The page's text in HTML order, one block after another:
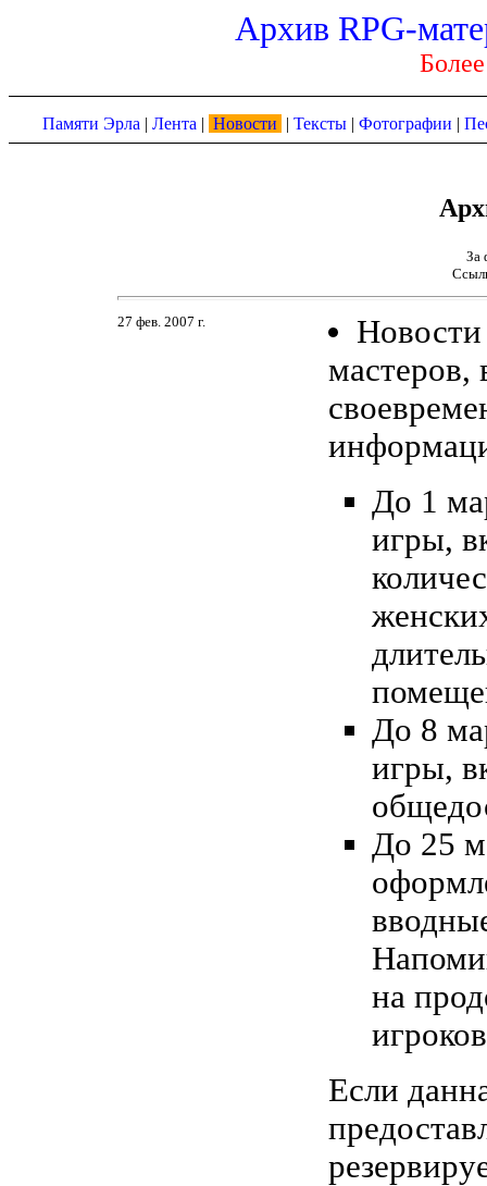
Архив RPG-
Памяти Эрла | Лента | Новости | Тексты | Фотографии |
За
27 фев. 2007 г.
мастеров,
До 1
игры,
До 8
игры,
До 25
на
Если